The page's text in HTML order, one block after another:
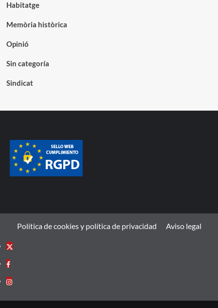
Habitatge
Memòria històrica
Opinió
Sin categoría
Sindicat
Política de cookies y política de privacidad Aviso legal